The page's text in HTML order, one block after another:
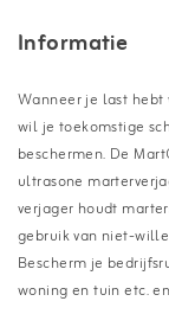
Informatie
Wanneer je last hebt
wil je toekomstige
beschermen. De
ultrasone
verjager houdt
gebruik van niet-
Bescherm je
woning en tuin etc.